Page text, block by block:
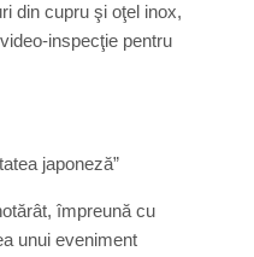
din cupru şi oţel inox,
inspecţie pentru
japoneză”
împreună cu
unui eveniment